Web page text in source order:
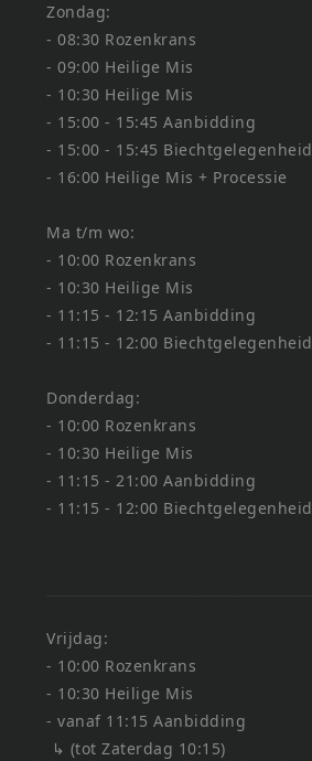
Zondag:
- 08:30 Rozenkrans
- 09:00 Heilige Mis
- 10:30 Heilige Mis
- 15:00 - 15:45 Aanbidding
- 15:00 - 15:45 Biechtgelegenheid
- 16:00 Heilige Mis + Processie
Ma t/m wo:
- 10:00 Rozenkrans
- 10:30 Heilige Mis
- 11:15 - 12:15 Aanbidding
- 11:15 - 12:00 Biechtgelegenheid
Donderdag:
- 10:00 Rozenkrans
- 10:30 Heilige Mis
- 11:15 - 21:00 Aanbidding
- 11:15 - 12:00 Biechtgelegenheid
Vrijdag:
- 10:00 Rozenkrans
- 10:30 Heilige Mis
- vanaf 11:15 Aanbidding
↳ (tot Zaterdag 10:15)